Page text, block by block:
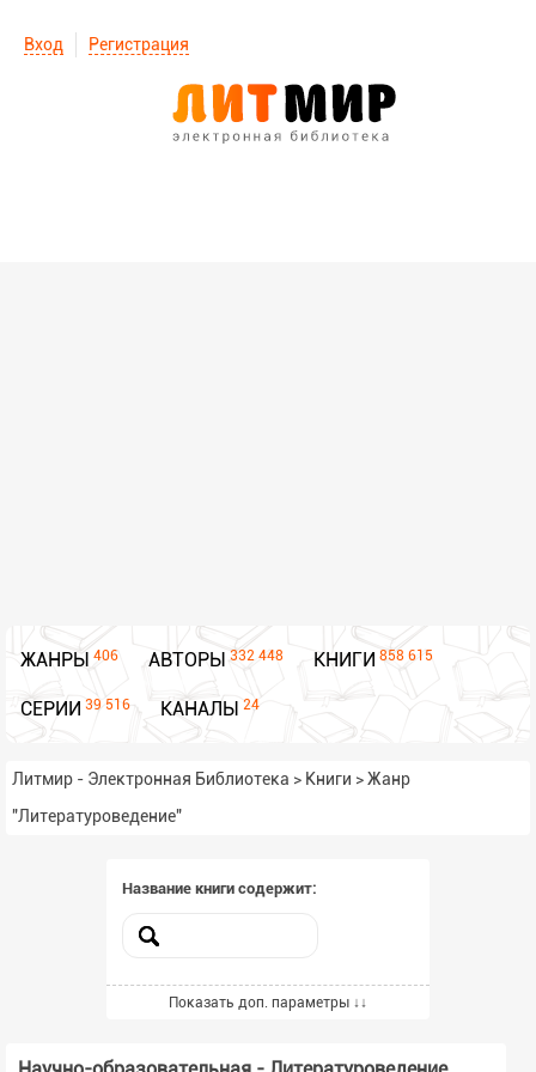
Вход Регистрация
ЖАНРЫ 406 АВТОРЫ 332 448 КНИГИ 858 615
СЕРИИ 39 516 КАНАЛЫ 24
Литмир - Электронная Библиотека > Книги >Жанр
"Литературоведение"
Название книги содержит:
Включённые жанры
Показать доп. параметры ↓↓